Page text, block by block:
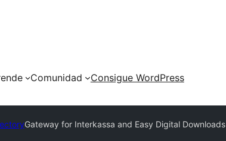
Comunidad
Consigue WordPress
Gateway for Interkassa and Easy Digital Downloads